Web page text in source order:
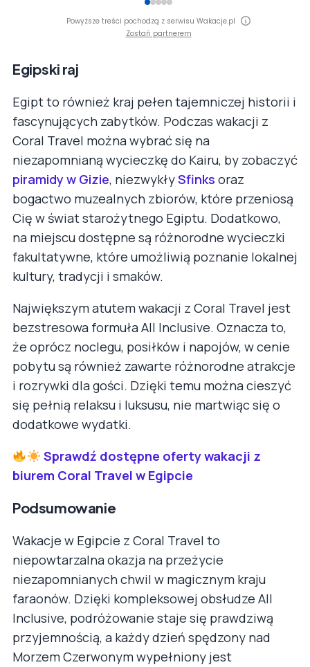
Powyższe treści pochodzą z serwisu Wakacje.pl
Zostań partnerem
Egipski raj
Egipt to również kraj pełen tajemniczej historii i
fascynujących zabytków. Podczas wakacji z
Coral Travel można wybrać się na
niezapomnianą wycieczkę do Kairu, by zobaczyć
piramidy w Gizie, niezwykłySfinks oraz
bogactwo muzealnych zbiorów, które przeniosą
Cię w świat starożytnego Egiptu. Dodatkowo,
na miejscu dostępne są różnorodne wycieczki
fakultatywne, które umożliwią poznanie lokalnej
kultury, tradycji i smaków.
Największym atutem wakacji z Coral Travel jest
bezstresowa formuła All Inclusive. Oznacza to,
że oprócz noclegu, posiłków i napojów, w cenie
pobytu są również zawarte różnorodne atrakcje
i rozrywki dla gości. Dzięki temu można cieszyć
się pełnią relaksu i luksusu, nie martwiąc się o
dodatkowe wydatki.
Sprawdź dostępne oferty wakacji z
biurem Coral Travel w Egipcie
Podsumowanie
Wakacje w Egipcie z Coral Travel to
niepowtarzalna okazja na przeżycie
niezapomnianych chwil w magicznym kraju
faraonów. Dzięki kompleksowej obsłudze All
Inclusive, podróżowanie staje się prawdziwą
przyjemnością, a każdy dzień spędzony nad
Morzem Czerwonym wypełniony jest